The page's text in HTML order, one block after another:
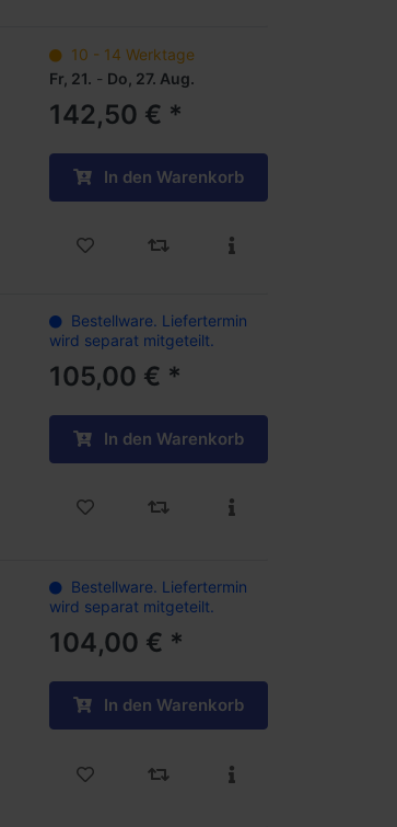
10 - 14 Werktage
Fr, 21. - Do, 27. Aug.
142,50 € *
In den Warenkorb
Bestellware. Liefertermin
wird separat mitgeteilt.
105,00 € *
In den Warenkorb
Bestellware. Liefertermin
wird separat mitgeteilt.
104,00 € *
In den Warenkorb